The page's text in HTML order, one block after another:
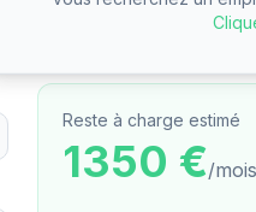
Reste à charge estimé
1350 €/mois